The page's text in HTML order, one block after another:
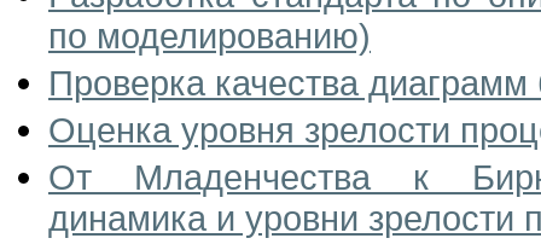
по моделированию)
Проверка качества
Оценка уровня зрелости
От Младенчества к
динамика и уровни зрелости